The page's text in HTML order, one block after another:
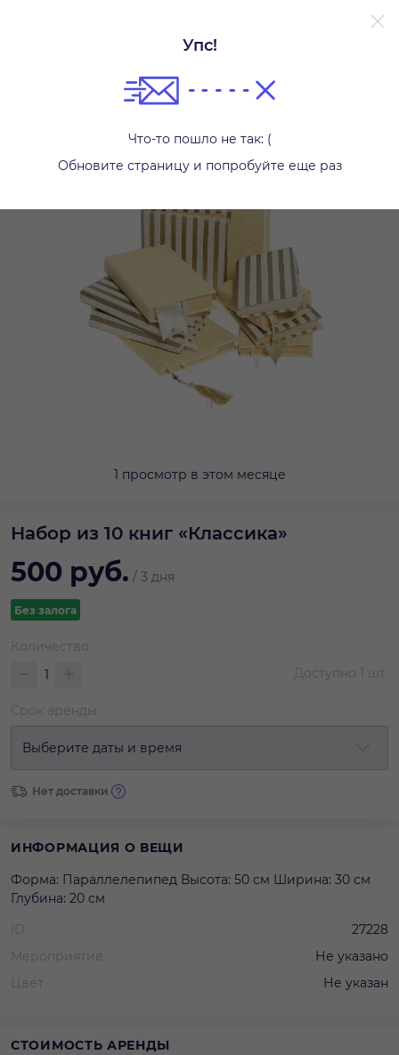
Упс!
Что-то пошло не так: (
Обновите страницу и попробуйте еще раз
1 просмотр в этом месяце
Набор из 10 книг «Классика»
500 руб. / 3 дня
Без залога
Количество
Доступно 1 шт.
Срок аренды
Выберите даты и время
Нет доставки
ИНФОРМАЦИЯ О ВЕЩИ
Форма: Параллелепипед Высота: 50 см Ширина: 30 см
Глубина: 20 см
ID
27228
Мероприятие
Не указано
Цвет
Не указан
СТОИМОСТЬ АРЕНДЫ